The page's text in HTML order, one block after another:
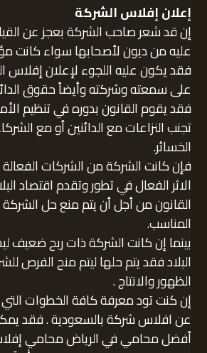
إعلان إفلاس الشركة
إن قد شعر صاحب الشركة بعجز عن
عليه من ديون لأصحابها سواء كانت
فقد يكون عليه اللجوء لإعلان إفلاس
على سمعته وشركته وأيضاً حقوق
فقد يقوم القانون بدوره في تنظيم
تجنب النزاعات مع الدائنين أو مع
الخسائر.
فإن كانت الشركة من الشركات الفعالة
الاثر الفعال في تطور وتقدم اقتصاد
القانون من أجل أن يتم منع حل الشركة
المناسب.
بينما إن كانت الشركة ذات ربح ضعيف
البلاد فقد يتم حلها ليتم منح الفرص
الظهور والانتاج .
إن كنت تود معرفة كافة الخطوات التي
عن افلاس شركة بالسعودية . فقد
أفضل محامي في الرياض محامي